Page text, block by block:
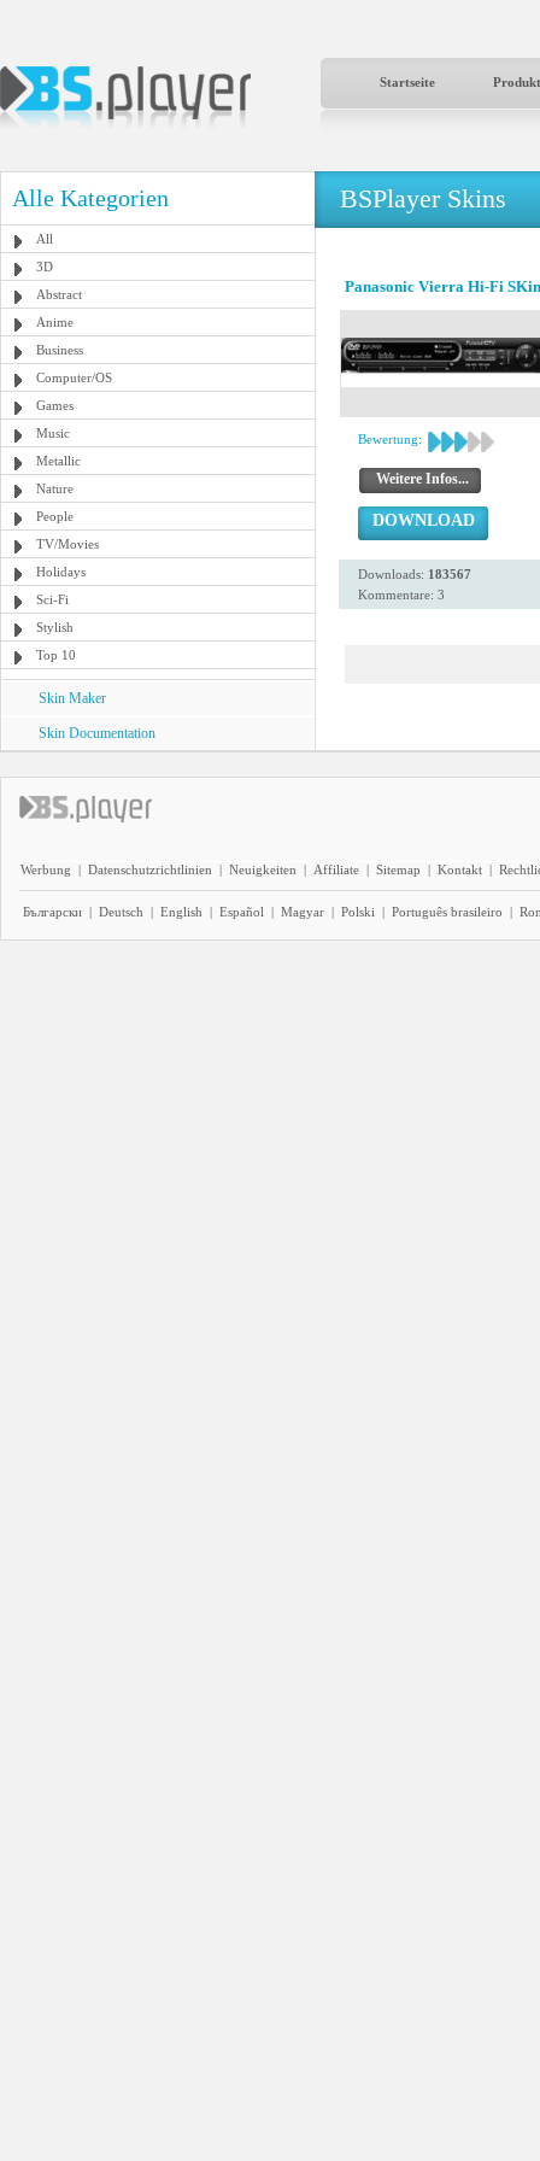
Startseite
Alle Kategorien
All
3D
Abstract
Anime
Business
Computer/OS
Games
Music
Metallic
Nature
People
TV/Movies
Holidays
Sci-Fi
Stylish
Top 10
Skin Maker
Skin Documentation
BSPlayer Skins
Panasonic Vierra Hi-Fi
Bewertung:
Weitere Infos...
DOWNLOAD
Downloads: 183567
Kommentare: 3
Werbung | Datenschutzrichtlinien | Neuigkeiten | Affiliate | Sitemap | Kontakt |
Български | Deutsch | English | Español | Magyar | Polski | Português brasileiro |